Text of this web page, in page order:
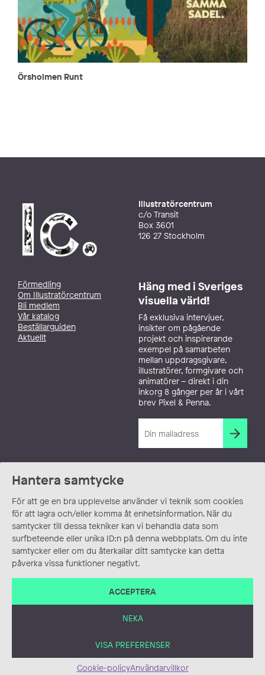
Hantera samtycke
För att ge en bra upplevelse använder vi teknik som cookies
för att lagra och/eller komma åt enhetsinformation. När du
samtycker till dessa tekniker kan vi behandla data som
surfbeteende eller unika ID:n på denna webbplats. Om du inte
samtycker eller om du återkallar ditt samtycke kan detta
påverka vissa funktioner negativt.
ACCEPTERA
NEKA
VISA PREFERENSER
Cookie-policyAnvändarvillkor
Örsholmen Runt
Illustratörcentrum
c/o Transit
Box 3601
126 27 Stockholm
Förmedling
Om Illustratörcentrum
Bli medlem
Vår katalog
Beställarguiden
Aktuellt
Häng med i Sveriges
visuella värld!
Få exklusiva intervjuer,
insikter om pågående
projekt och inspirerande
exempel på samarbeten
mellan uppdragsgivare,
illustratörer, formgivare och
animatörer – direkt i din
inkorg 8 gånger per år i vårt
brev Pixel & Penna.
ANVÄNDARVILLKOR